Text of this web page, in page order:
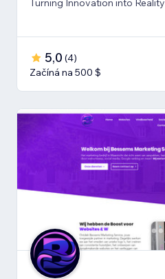
Turning Innovation into Reality
5,0 (4)
Začíná na 500 $